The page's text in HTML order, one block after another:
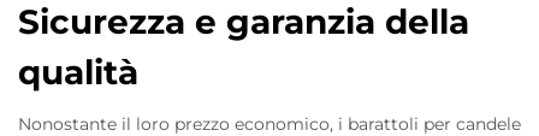
Sicurezza e garanzia della
qualità
Nonostante il loro prezzo economico, i barattoli per candele